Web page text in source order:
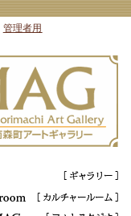
管理者用